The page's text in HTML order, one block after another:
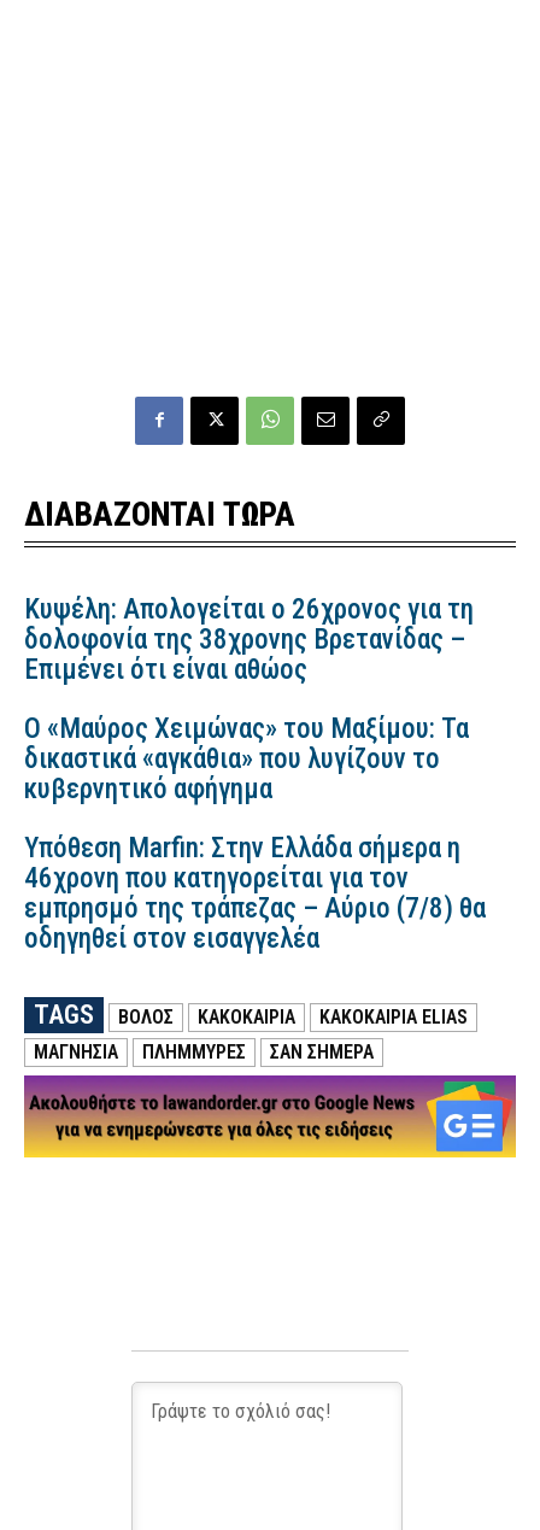
ΔΙΑΒΑΖΟΝΤΑΙ ΤΩΡΑ
Κυψέλη: Απολογείται ο 26χρονος για τη
δολοφονία της 38χρονης Βρετανίδας –
Επιμένει ότι είναι αθώος
Ο «Μαύρος Χειμώνας» του Μαξίμου: Τα
δικαστικά «αγκάθια» που λυγίζουν το
κυβερνητικό αφήγημα
Υπόθεση Marfin: Στην Ελλάδα σήμερα η
46χρονη που κατηγορείται για τον
εμπρησμό της τράπεζας – Αύριο (7/8) θα
οδηγηθεί στον εισαγγελέα
TAGS ΒΟΛΟΣ ΚΑΚΟΚΑΙΡΙΑ
ΚΑΚΟΚΑΙΡΊΑ ELIAS
ΜΑΓΝΗΣΙΑ
ΠΛΗΜΜΥΡΕΣ ΣΑΝ ΣΗΜΕΡΑ